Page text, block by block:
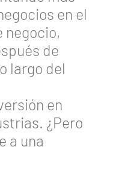
en el
negocio,
de
largo del
en
¿Pero
a una